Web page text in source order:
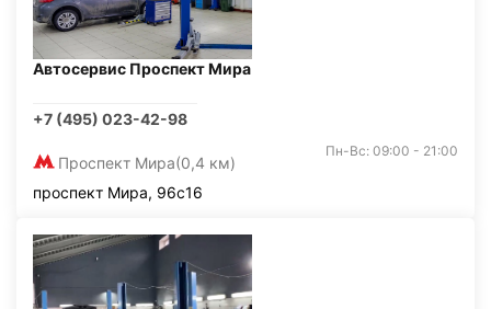
Автосервис Проспект Мира
+7 (495) 023-42-98
Проспект Мира(0,4 км)
Пн-Вс: 09:00 - 21:00
проспект Мира, 96с16